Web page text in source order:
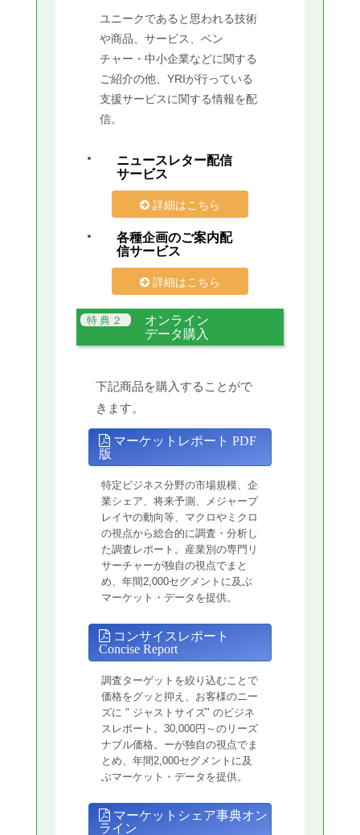
ユニークであると思われる技術
や商品、サービス、ベン
チャー・中小企業などに関する
ご紹介の他、YRIが行っている
支援サービスに関する情報を配
信。
ニュースレター配信
サービス
詳細はこちら
各種企画のご案内配
信サービス
詳細はこちら
オンライン
データ購入
下記商品を購入することがで
きます。
マーケットレポート PDF
版
特定ビジネス分野の市場規模、企
業シェア、将来予測、メジャープ
レイヤの動向等、マクロやミクロ
の視点から総合的に調査・分析し
た調査レポート。産業別の専門リ
サーチャーが独自の視点でまと
め、年間2,000セグメントに及ぶ
マーケット・データを提供。
コンサイスレポート
Concise Report
調査ターゲットを絞り込むことで
価格をグッと抑え、お客様のニー
ズに " ジャストサイズ" のビジネ
スレポート。30,000円～のリーズ
ナブル価格。ーが独自の視点でま
とめ、年間2,000セグメントに及
ぶマーケット・データを提供。
マーケットシェア事典オン
ライン